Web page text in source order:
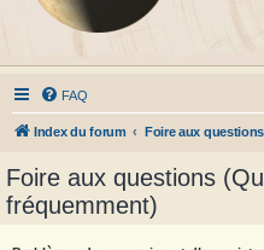
FAQ
Index du forum Foire aux
Foire aux questions
fréquemment)